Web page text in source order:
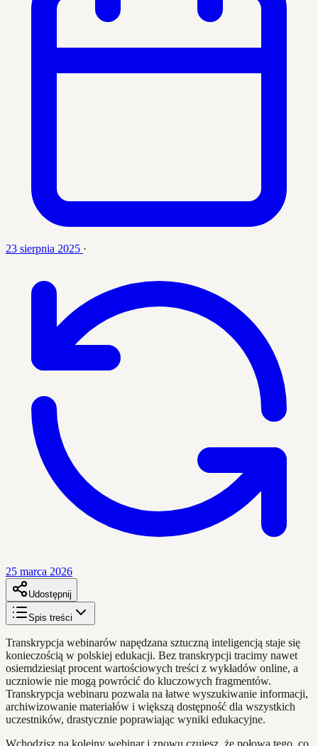
23 sierpnia 2025 ·
25 marca 2026
Udostępnij
Spis treści
Transkrypcja webinarów napędzana sztuczną inteligencją staje się
konieczością w polskiej edukacji. Bez transkrypcji tracimy nawet
osiemdziesiąt procent wartościowych treści z wykładów online, a
uczniowie nie mogą powrócić do kluczowych fragmentów.
Transkrypcja webinaru pozwala na łatwe wyszukiwanie informacji,
archiwizowanie materiałów i większą dostępność dla wszystkich
uczestników, drastycznie poprawiając wyniki edukacyjne.
Wchodzisz na kolejny webinar i znowu czujesz, że połowa tego, co